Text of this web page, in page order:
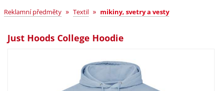
Reklamní předměty » Textil » mikiny, svetry a vesty
Just Hoods College Hoodie